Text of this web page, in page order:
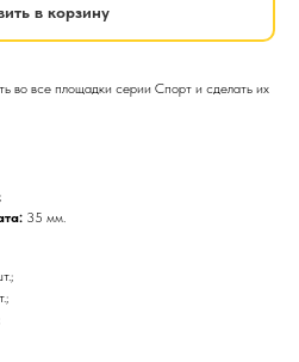
в корзину
во все площадки серии Спорт и сделать их
35 мм.